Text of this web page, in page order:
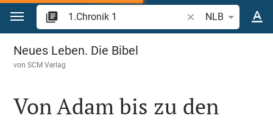
Zum Inhalt springen
Bibelstelle oder
NLB
1.Chronik 1
Neues Leben. Die Bibel
vonSCM Verlag
Von Adam bis zu den